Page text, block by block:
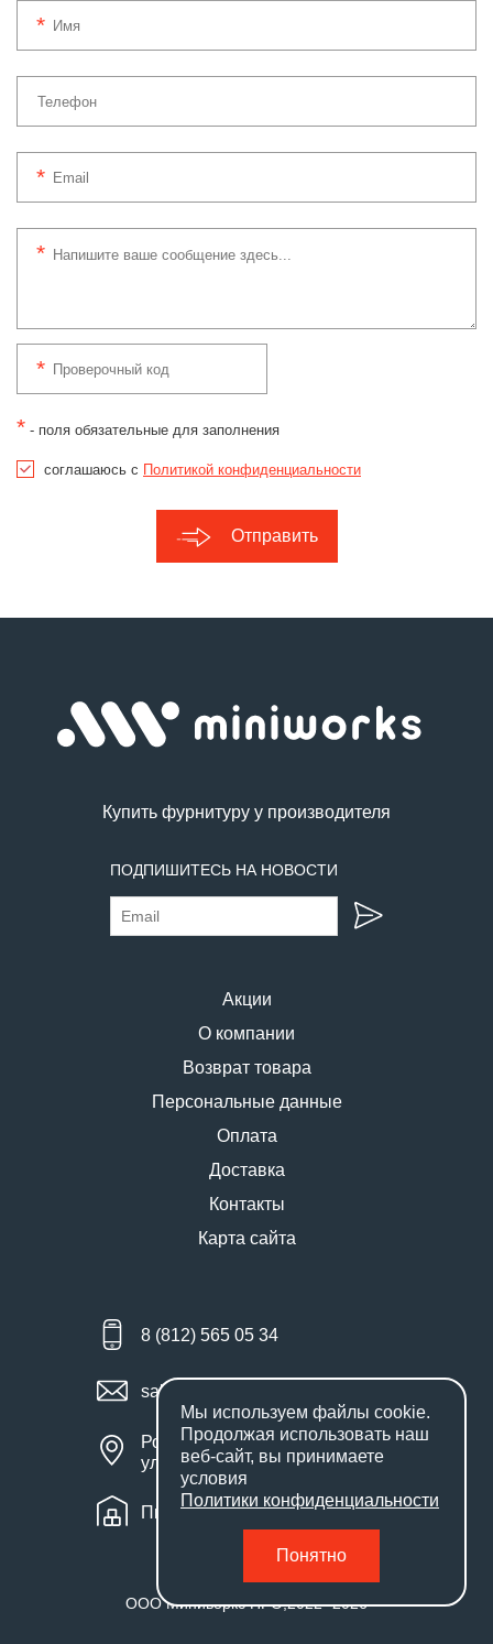
* - поля обязательные для заполнения
соглашаюсь с Политикой конфиденциальности
Отправить
Купить фурнитуру у производителя
ПОДПИШИТЕСЬ НА НОВОСТИ
Акции
О компании
Возврат товара
Персональные данные
Оплата
Доставка
Контакты
Карта сайта
8 (812) 565 05 34
sales@miniworks.ru
Россия, Санкт-Петербург,
улица Маршала Новикова, 28Е
Пн – Пт: с 9:00 до 18:00
ООО Миниворкс ПРО,2022- 2026
Мы используем файлы cookie.
Продолжая использовать наш
веб-сайт, вы принимаете
условия
Политики конфиденциальности
Понятно